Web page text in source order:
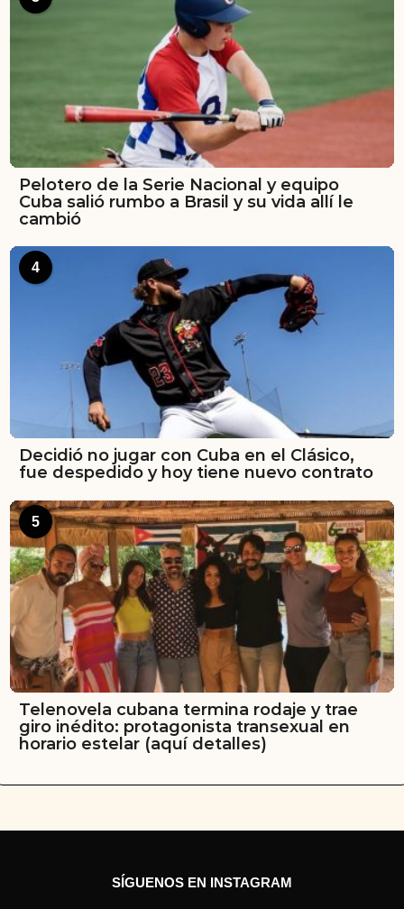
Pelotero de la Serie Nacional y equipo
Cuba salió rumbo a Brasil y su vida allí le
cambió
4
Decidió no jugar con Cuba en el Clásico,
fue despedido y hoy tiene nuevo contrato
5
Telenovela cubana termina rodaje y trae
giro inédito: protagonista transexual en
horario estelar (aquí detalles)
SÍGUENOS EN INSTAGRAM